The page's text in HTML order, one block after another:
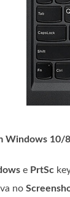
Windows 10/
e PrtSc
no